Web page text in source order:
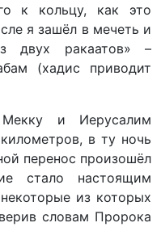
к кольцу, как это
я зашёл в мечеть и
двух ракаатов» –
(хадис приводит
и Иерусалим
в ту ночь
перенос произошёл
стало настоящим
из которых
словам Пророка